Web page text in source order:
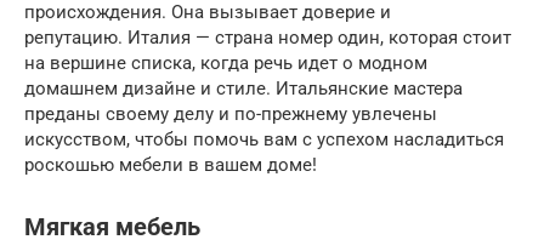
происхождения. Она вызывает доверие и
репутацию. Италия — страна номер один, которая стоит
на вершине списка, когда речь идет о модном
домашнем дизайне и стиле. Итальянские мастера
преданы своему делу и по-прежнему увлечены
искусством, чтобы помочь вам с успехом насладиться
роскошью мебели в вашем доме!
Мягкая мебель